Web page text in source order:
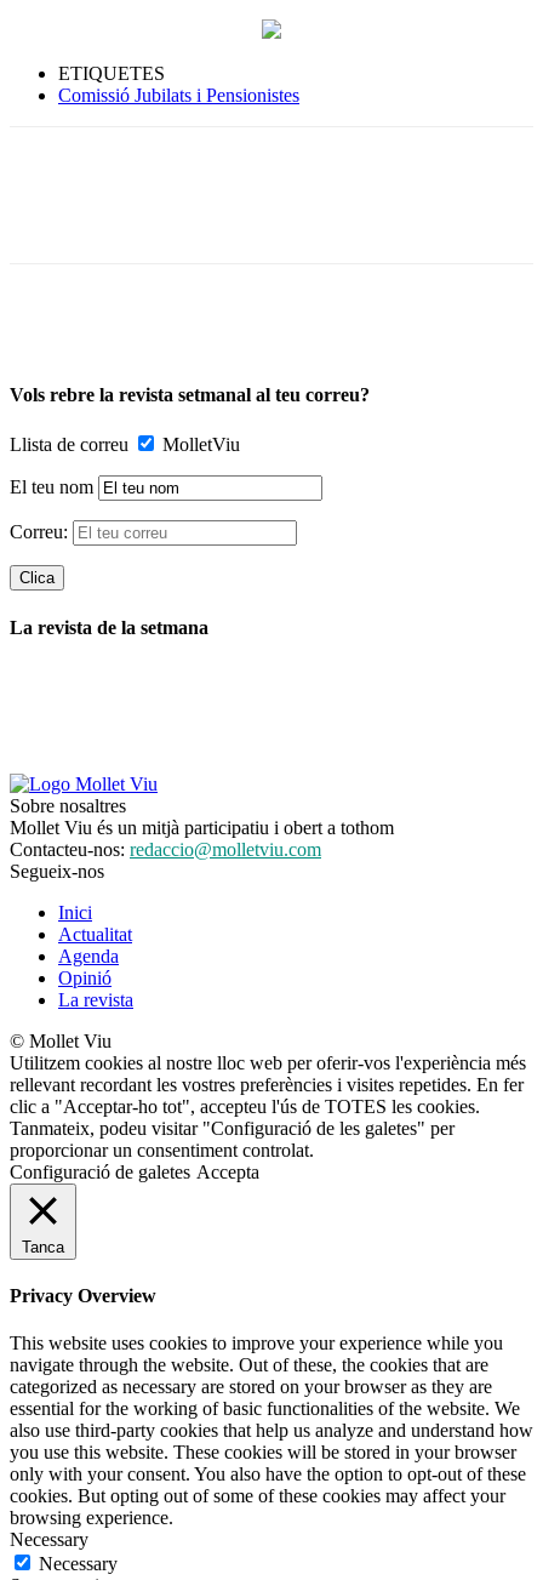
ETIQUETES
Comissió Jubilats i Pensionistes
Vols rebre la revista setmanal al teu correu?
Llista de correu MolletViu
El teu nom
Correu:
La revista de la setmana
Sobre nosaltres
Mollet Viu és un mitjà participatiu i obert a tothom
Contacteu-nos: redaccio@molletviu.com
Segueix-nos
Inici
Actualitat
Agenda
Opinió
La revista
© Mollet Viu
Utilitzem cookies al nostre lloc web per oferir-vos l'experiència més
rellevant recordant les vostres preferències i visites repetides. En fer
clic a "Acceptar-ho tot", accepteu l'ús de TOTES les cookies.
Tanmateix, podeu visitar "Configuració de les galetes" per
proporcionar un consentiment controlat.
Configuració de galetes Accepta
Tanca
Privacy Overview
This website uses cookies to improve your experience while you
navigate through the website. Out of these, the cookies that are
categorized as necessary are stored on your browser as they are
essential for the working of basic functionalities of the website. We
also use third-party cookies that help us analyze and understand how
you use this website. These cookies will be stored in your browser
only with your consent. You also have the option to opt-out of these
cookies. But opting out of some of these cookies may affect your
browsing experience.
Necessary
Necessary